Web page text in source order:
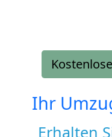
Ihr
Erhalten